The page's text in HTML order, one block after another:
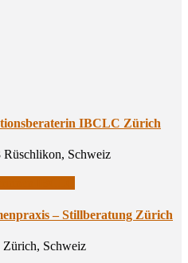
IBCLC Zürich
Rüschlikon, Schweiz
– Still­be­ra­tung Zürich
Zürich, Schweiz